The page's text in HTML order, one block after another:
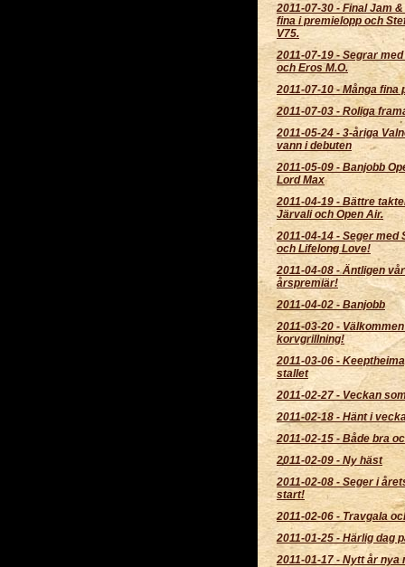
2011-07-30 -Final Jam
fina i premielopp och
V75.
2011-07-19-Segrar
och Eros M.O.
2011-07-10-Många fina
2011-07-03 - Roliga
2011-05-24- 3-åriga
vann i debuten
2011-05-09 - Banjobb
Lord Max
2011-04-19 - Bättre
Järvali och Open Air.
2011-04-14 - Seger med
och Lifelong Love!
2011-04-08 -Äntligen
årspremiär!
2011-04-02 - Banjobb
2011-03-20-
korvgrillning!
2011-03-06-
stallet
2011-02-27- Veckan
2011-02-18 - Hänt i
2011-02-15- Både bra
2011-02-09-Ny häst
2011-02-08 - Seger i
start!
2011-02-06 - Travgala
2011-01-25-Härlig dag
2011-01-17 - Nytt år nya